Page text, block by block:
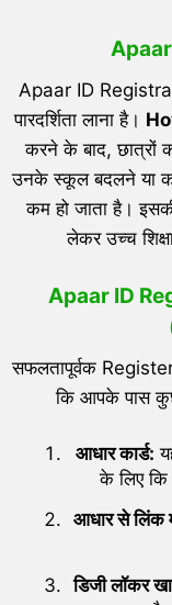
Apaar ID
पारदर्शिता लाना है।
करने के बाद, छात्रों
उनके स्कूल बदलने या
कम हो जाता है।
लेकर उच्च
Apaar ID
सफलतापूर्वक
कि आपके पास कुछ
आधार कार्ड:
के लिए
आधार से लिंक
डिजी लॉकर